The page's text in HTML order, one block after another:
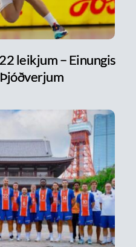
leikjum – Einungis